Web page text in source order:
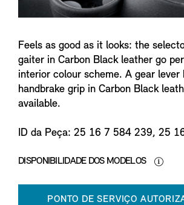
Feels as good as it looks: the
gaiter in Carbon Black leather go
interior colour scheme. A gear lever
handbrake grip in Carbon Black
available.
ID da Peça: 25 16 7 584 239, 25
DISPONIBILIDADE DOS MODELOS
PONTO DE SERVIÇO